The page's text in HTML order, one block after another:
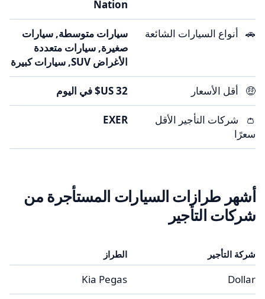
Nation
🚗 أنواع السيارات الشائعة
سيارات متوسطة, سيارات
صغيرة, سيارات متعددة
الأغراض SUV, سيارات كبيرة
🤑 أقل الأسعار
👛
شركات التأجير الأقل
سعرًا
EXER
أشهر طرازات السيارات المستأجرة من
شركات التأجير
شركة التأجير الطراز
Dollar
Kia Pegas